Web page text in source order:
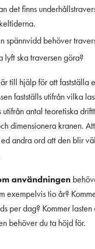
det finns
spännvidd behöver
lyft ska traversen göra?
till hjälp för att fastställa
fastställs utifrån vilka
utifrån antal teoretiska
dimensionera kranen.
andra ord att den blir
användningen
exempelvis tio år?
per dag? Kommer
behöver du ta höjd för.